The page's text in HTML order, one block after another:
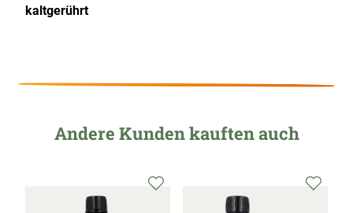
kaltgerührt
Andere Kunden kauften auch